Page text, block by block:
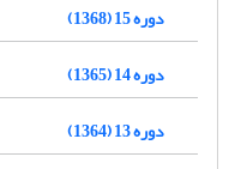
دوره 15 (1368)
دوره 14 (1365)
دوره 13 (1364)